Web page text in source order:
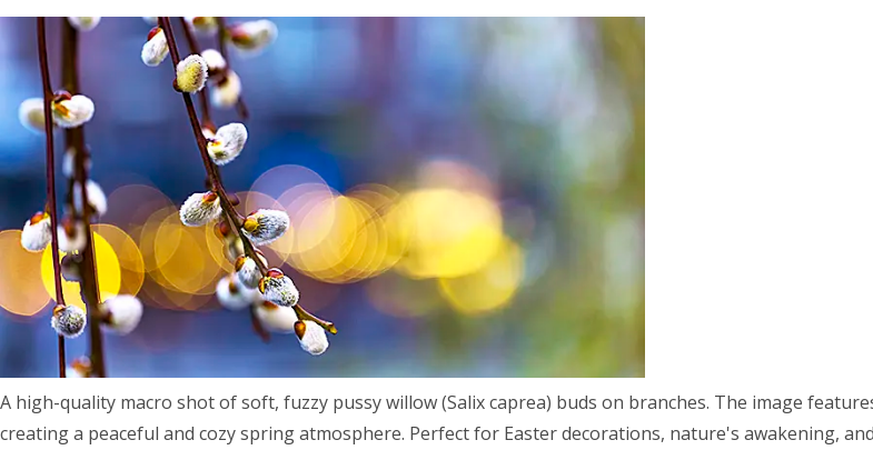
A high-qua­lity macro shot of soft, fuzzy pussy wil­low (Sa­lix caprea) buds on branc­hes. The image
crea­ting a peace­ful and cozy spring at­mosp­here. Per­fect for Eas­ter deco­ra­tions, na­tu­re's awa­ke­ning,